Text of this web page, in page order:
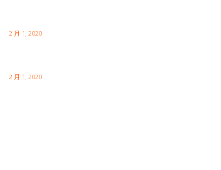
2 月 1, 2020
2 月 1, 2020